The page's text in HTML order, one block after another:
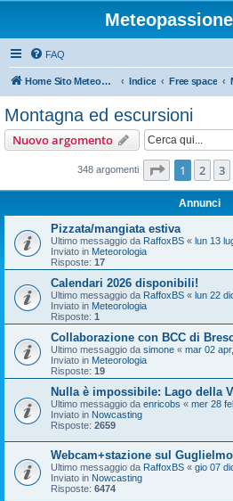
FAQ
Home Sito Meteopassione Indice Free space
Montagna ed escursioni
Nuovo argomento
348 argomenti Pagina di
1 2 3
Annunci
Pizzata/mangiata estiva
Ultimo messaggio da RaffoxBS « lun 13
Inviato in Meteorologia
Risposte: 17
Calendari 2026 disponibili!
Ultimo messaggio da RaffoxBS « lun 22
Inviato in Meteorologia
Risposte: 1
Collaborazione con BCC di
Ultimo messaggio da simone « mar 02
Inviato in Meteorologia
Risposte: 19
Nulla è impossibile: Lago della
Ultimo messaggio da enricobs « mer 28
Inviato in Nowcasting
Risposte: 2659
Webcam+stazione sul Guglielmo
Ultimo messaggio da RaffoxBS « gio 07
Inviato in Nowcasting
Risposte: 6474